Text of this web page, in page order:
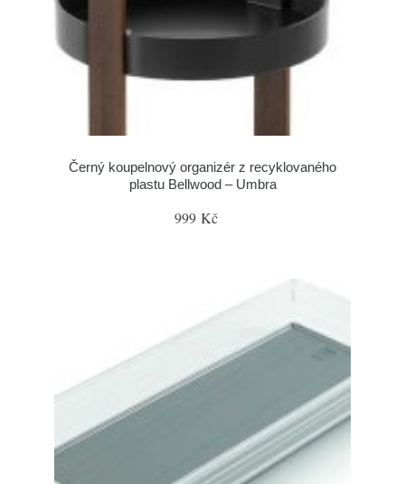
Černý koupelnový organizér z recyklovaného
plastu Bellwood – Umbra
999 Kč